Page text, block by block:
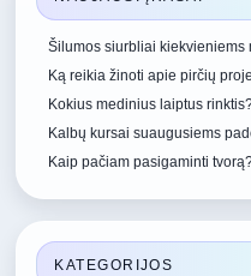
Šilumos siurbliai kiekvieniems
Ką reikia žinoti apie pirčių
Kokius medinius laiptus
Kalbų kursai suaugusiems
Kaip pačiam pasigaminti
KATEGORIJOS